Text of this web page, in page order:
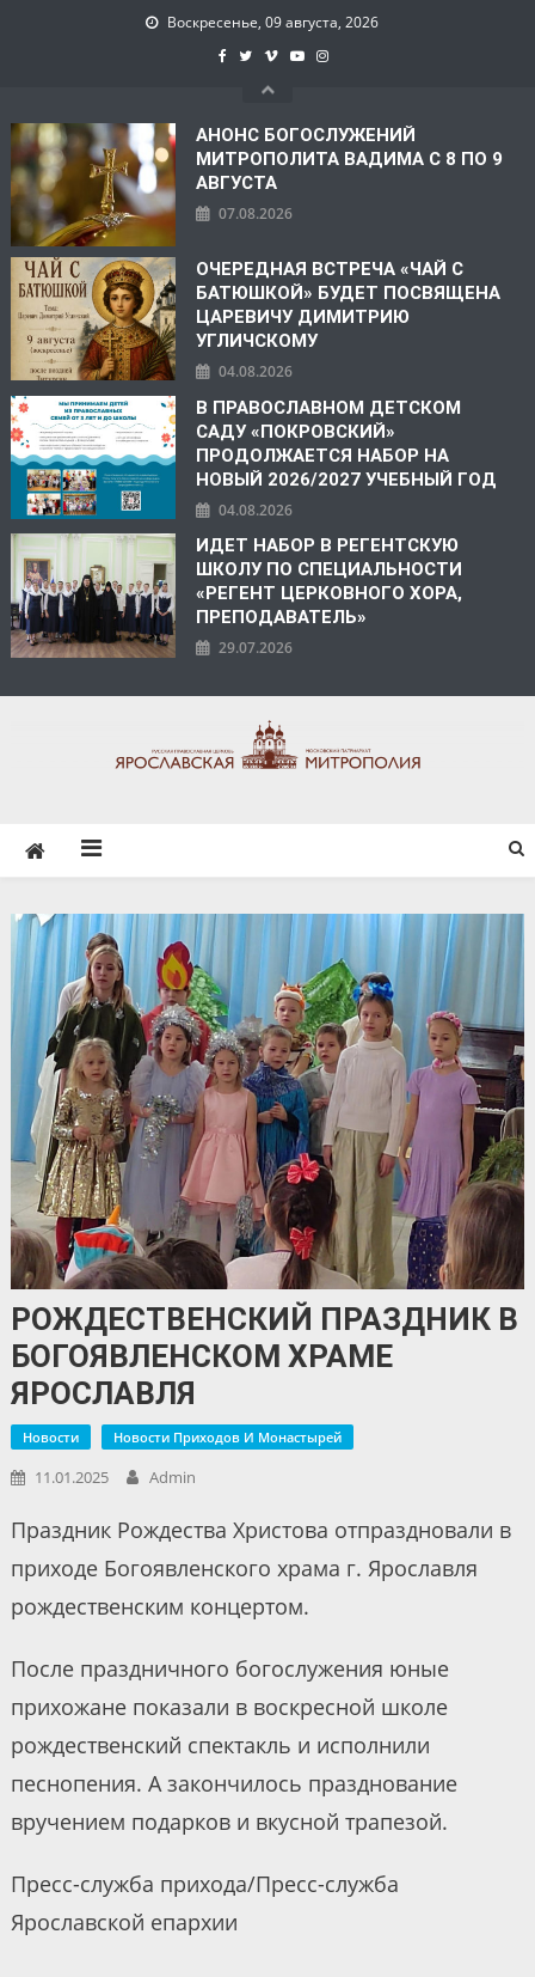
Воскресенье, 09 августа, 2026
АНОНС БОГОСЛУЖЕНИЙ
МИТРОПОЛИТА ВАДИМА С 8 ПО 9
АВГУСТА
07.08.2026
ОЧЕРЕДНАЯ ВСТРЕЧА «ЧАЙ С
БАТЮШКОЙ» БУДЕТ ПОСВЯЩЕНА
ЦАРЕВИЧУ ДИМИТРИЮ
УГЛИЧСКОМУ
04.08.2026
В ПРАВОСЛАВНОМ ДЕТСКОМ
САДУ «ПОКРОВСКИЙ»
ПРОДОЛЖАЕТСЯ НАБОР НА
НОВЫЙ 2026/2027 УЧЕБНЫЙ ГОД
04.08.2026
ИДЕТ НАБОР В РЕГЕНТСКУЮ
ШКОЛУ ПО СПЕЦИАЛЬНОСТИ
«РЕГЕНТ ЦЕРКОВНОГО ХОРА,
ПРЕПОДАВАТЕЛЬ»
29.07.2026
РОЖДЕСТВЕНСКИЙ ПРАЗДНИК В
БОГОЯВЛЕНСКОМ ХРАМЕ
ЯРОСЛАВЛЯ
Новости Новости Приходов И Монастырей
11.01.2025 Admin
Праздник Рождества Христова отпраздновали в
приходе Богоявленского храма г. Ярославля
рождественским концертом.
После праздничного богослужения юные
прихожане показали в воскресной школе
рождественский спектакль и исполнили
песнопения. А закончилось празднование
вручением подарков и вкусной трапезой.
Пресс-служба прихода/Пресс-служба
Ярославской епархии